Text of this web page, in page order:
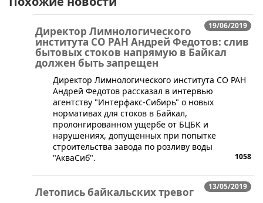
19/06/2019
Директор Лимнологического
института СО РАН Андрей Федотов: слив
бытовых стоков напрямую в Байкал
должен быть запрещен
​Директор Лимнологического института СО РАН
Андрей Федотов рассказал в интервью
агентству "Интерфакс-Сибирь" о новых
нормативах для стоков в Байкал,
пролонгированном ущербе от БЦБК и
нарушениях, допущенных при попытке
строительства завода по розливу воды
"АкваСиб".
1058
13/05/2019
Летопись байкальских тревог